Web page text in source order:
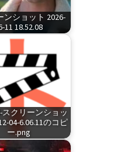
ンショット 2026-
11 18.52.08
クリーンショッ
04-6.06.11のコピ
ー.png